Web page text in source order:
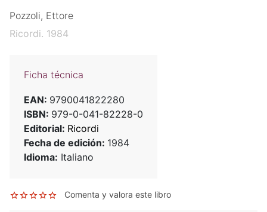
Pozzoli, Ettore
Ricordi. 1984
Ficha técnica
EAN: 9790041822280
ISBN: 979-0-041-82228-0
Editorial: Ricordi
Fecha de edición: 1984
Idioma: Italiano
Comenta y valora este libro